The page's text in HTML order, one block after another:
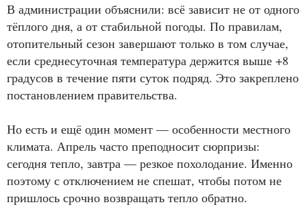
В администрации объяснили: всё зависит не от одного
тёплого дня, а от стабильной погоды. По правилам,
отопительный сезон завершают только в том случае,
если среднесуточная температура держится выше +8
градусов в течение пяти суток подряд. Это закреплено
постановлением правительства.
Но есть и ещё один момент — особенности местного
климата. Апрель часто преподносит сюрпризы:
сегодня тепло, завтра — резкое похолодание. Именно
поэтому с отключением не спешат, чтобы потом не
пришлось срочно возвращать тепло обратно.